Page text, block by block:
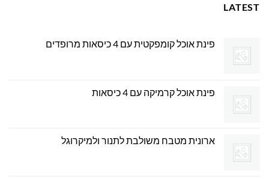
LATEST
פינת אוכל קומפקטית עם 4 כיסאות מרופדים
פינת אוכל קרמיקה עם 4 כיסאות
ארונית מטבח משולבת לתנור ולמיקרוגל